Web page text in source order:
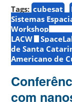
Tags: cubesat
Sistemas
Workshop
LACW
de Santa
Americano de
com